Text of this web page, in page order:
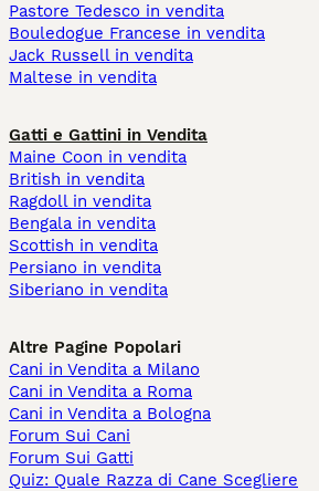
Pastore Tedesco in vendita
Bouledogue Francese in vendita
Jack Russell in vendita
Maltese in vendita
Gatti e Gattini in Vendita
Maine Coon in vendita
British in vendita
Ragdoll in vendita
Bengala in vendita
Scottish in vendita
Persiano in vendita
Siberiano in vendita
Altre Pagine Popolari
Cani in Vendita a Milano
Cani in Vendita a Roma
Cani in Vendita a Bologna
Forum Sui Cani
Forum Sui Gatti
Quiz: Quale Razza di Cane Scegliere